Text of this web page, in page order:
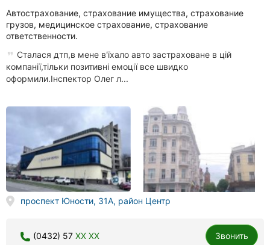
Автострахование, страхование имущества, страхование
грузов, медицинское страхование, страхование
ответственности.
Сталася дтп,в мене в'їхало авто застраховане в цій
компанії,тільки позитивні емоції все швидко
оформили.Інспектор Олег л...
проспект Юности, 31А, район Центр
(0432) 57 XX XX Звонить